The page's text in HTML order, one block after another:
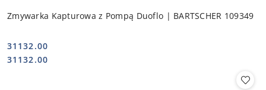
Zmywarka Kapturowa z Pompą Duoflo | BARTSCHER 109349
Cena:
31132.00
Cena:
31132.00